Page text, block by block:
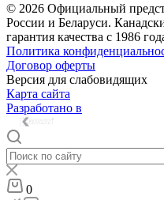
© 2026 Официальный
России и Беларуси.
гарантия качества с 1986
Политика
Договор оферты
Версия для слабовидящих
Карта сайта
Разработано в
0